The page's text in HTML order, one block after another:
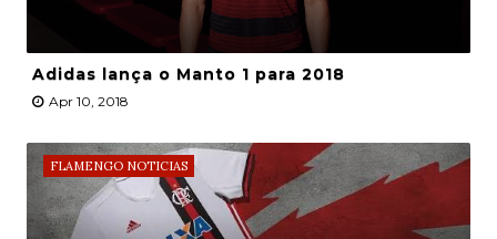
Adidas lança o Manto 1 para 2018
Apr 10, 2018
FLAMENGO NOTICIAS